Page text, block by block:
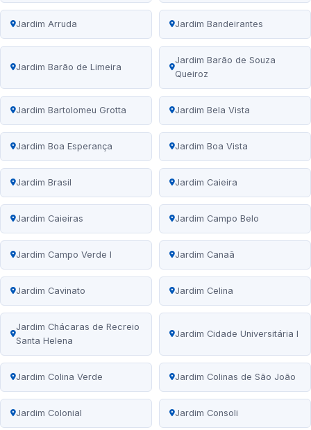
Jardim Arruda Jardim Bandeirantes
Jardim Barão de Limeira
Jardim Barão de Souza
Queiroz
Jardim Bartolomeu Grotta Jardim Bela Vista
Jardim Boa Esperança Jardim Boa Vista
Jardim Brasil Jardim Caieira
Jardim Caieiras Jardim Campo Belo
Jardim Campo Verde I Jardim Canaã
Jardim Cavinato Jardim Celina
Jardim Chácaras de Recreio
Santa Helena
Jardim Cidade Universitária I
Jardim Colina Verde Jardim Colinas de São João
Jardim Colonial Jardim Consoli